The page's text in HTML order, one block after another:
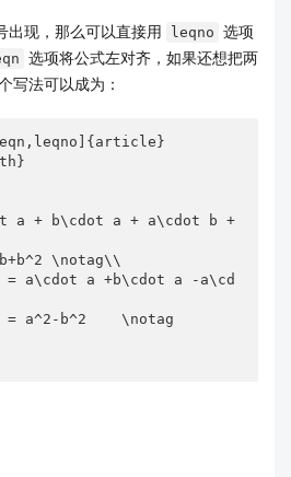
现，那么可以直接用 leqno 选项
选项将公式左对齐，如果还想把两
写法可以成为：
a + b\cdot a + a\cdot b +
= a\cdot a +b\cdot a -a\cd